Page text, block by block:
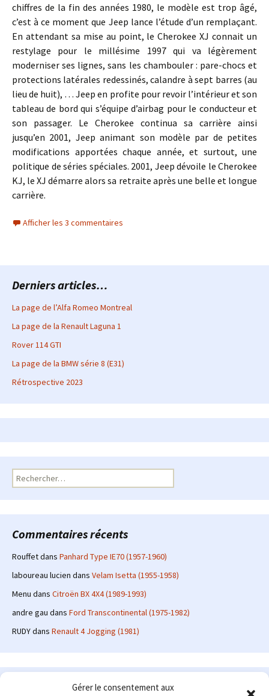
Gérer le consentement aux
chiffres de la fin des années 1980, le modèle est trop âgé,
c’est à ce moment que Jeep lance l’étude d’un remplaçant.
En attendant sa mise au point, le Cherokee XJ connait un
restylage pour le millésime 1997 qui va légèrement
moderniser ses lignes, sans les chambouler : pare-chocs et
protections latérales redessinés, calandre à sept barres (au
lieu de huit), … Jeep en profite pour revoir l’intérieur et son
tableau de bord qui s’équipe d’airbag pour le conducteur et
son passager. Le Cherokee continua sa carrière ainsi
jusqu’en 2001, Jeep animant son modèle par de petites
modifications apportées chaque année, et surtout, une
politique de séries spéciales. 2001, Jeep dévoile le Cherokee
KJ, le XJ démarre alors sa retraite après une belle et longue
carrière.
Afficher les 3 commentaires
Derniers articles…
La page de l’Alfa Romeo Montreal
La page de la Renault Laguna 1
Rover 114 GTI
La page de la BMW série 8 (E31)
Rétrospective 2023
Rechercher :
Commentaires récents
Rouffetdans Panhard Type IE70 (1957-1960)
laboureau lucien dans Velam Isetta (1955-1958)
Menu dans Citroën BX 4X4 (1989-1993)
andre gau dans Ford Transcontinental (1975-1982)
RUDYdans Renault 4 Jogging (1981)
Le site en quelques mots